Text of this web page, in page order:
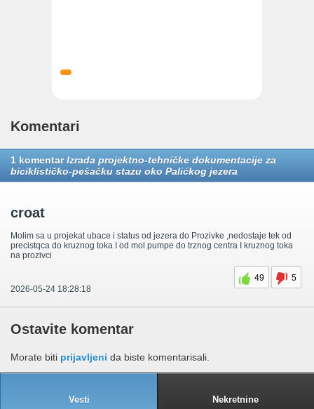
Komentari
1 komentarIzrada projektno-tehničke dokumentacije za
biciklističko-pešačku stazu oko Palićkog jezera
croat
Molim sa u projekat ubace i status od jezera do Prozivke ,nedostaje tek od
precistqca do kruznog toka I od mol pumpe do trznog centra I kruznog toka
na prozivci
49
5
2026-05-24 18:28:18
Ostavite komentar
Morate biti prijavljeni da biste komentarisali.
Vesti Nekretnine